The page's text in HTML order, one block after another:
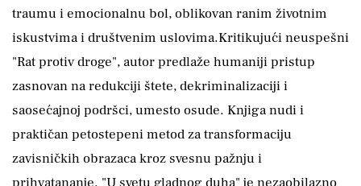
traumu i emocionalnu bol, oblikovan ranim životnim
iskustvima i društvenim uslovima.Kritikujući neuspešni
"Rat protiv droge", autor predlaže humaniji pristup
zasnovan na redukciji štete, dekriminalizaciji i
saosećajnoj podršci, umesto osude. Knjiga nudi i
praktičan petostepeni metod za transformaciju
zavisničkih obrazaca kroz svesnu pažnju i